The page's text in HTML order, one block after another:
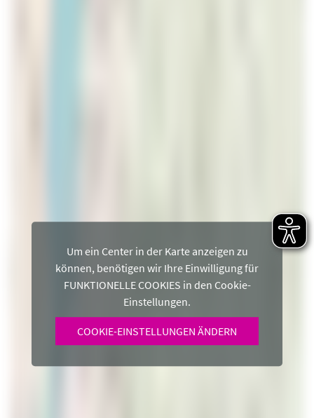
Um ein Center in der Karte anzeigen zu
können, benötigen wir Ihre Einwilligung für
FUNKTIONELLE COOKIES in den Cookie-
Einstellungen.
COOKIE-EINSTELLUNGEN ÄNDERN